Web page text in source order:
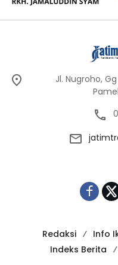
Jl. Nugroho,
Redaksi Info
Indeks Berita